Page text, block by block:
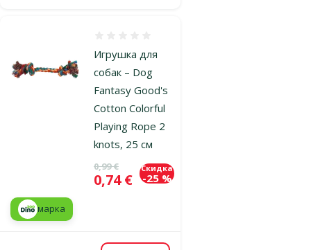
Игрушка для
собак – Dog
Fantasy Good's
Cotton Colorful
Playing Rope 2
knots, 25 см
Исходная цена
0,99 €
Цена
0,74 €
Скидка
-25 %
марка